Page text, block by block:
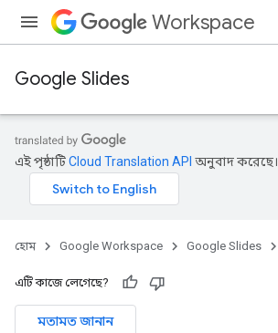
Workspace
Google Slides
এই পৃষ্ঠাটিCloud Translation API অনুবাদ করেছে।
হোম Google Workspace Google Slides
এটি কাজে লেগেছে?
মতামত জানান